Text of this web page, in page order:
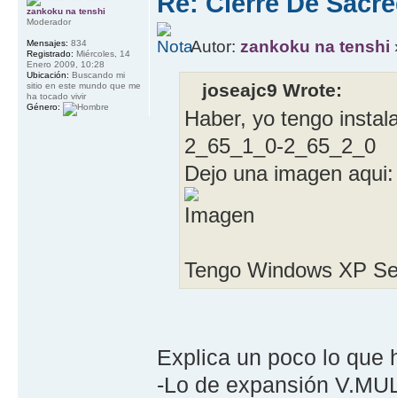
Autor:zankoku na tenshi
joseajc9 Wrote:
Haber, yo tengo
2_65_1_0-2_65_2_0
Dejo una imagen aqui:
Tengo Windows XP
Explica un poco lo que
-Lo de expansión
zankoku na tenshi
Moderador
Mensajes: 834
Registrado: Miércoles, 14
Enero 2009, 10:28
Ubicación: Buscando mi
sitio en este mundo que me
ha tocado vivir
Género: